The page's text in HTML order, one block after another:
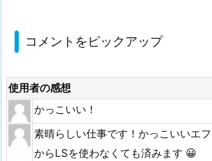
コメントをピックアップ
使用者の感想
かっこいい！
素晴らしい仕事です！かっこいいエ
からLSを使わなくても済みます 😀